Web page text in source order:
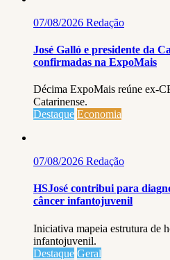
07/08/2026 Redação
José Galló e presidente da
confirmadas na ExpoMais
Décima ExpoMais reúne ex-
Catarinense.
Destaque Economia
07/08/2026 Redação
HSJosé contribui para
câncer infantojuvenil
Iniciativa mapeia estrutura de
infantojuvenil.
Destaque Geral